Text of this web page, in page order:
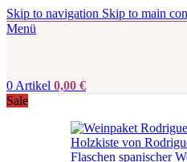
Skip to navigation Skip to main
Menü
0 Artikel 0,00 €
Sale